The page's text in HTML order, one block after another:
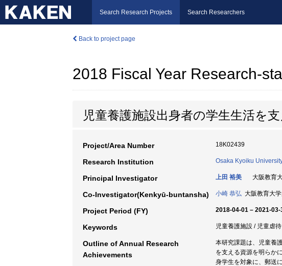
Search Research Projects Search Researchers
Back to project page
2018 Fiscal Year Research-
児童養護施設出身者の学生生活を
Project/Area Number 18K02439
Research Institution Osaka Kyoiku
Principal Investigator 上田 裕美 大阪教育
Co-Investigator(Kenkyū-buntansha) 小崎 恭弘 大阪教育大
Project Period (FY) 2018-04-01 – 2021-03-
Keywords 児童養護施設 / 児童虐待
Outline of Annual Research
Achievements
本研究課題は、児童養
を支える資源を明らか
身学生を対象に、郵送